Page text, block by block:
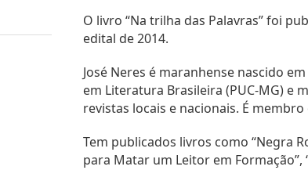
O livro “Na trilha das Palavras” foi
edital de 2014.
José Neres é maranhense nascido
em Literatura Brasileira (PUC-MG) e
revistas locais e nacionais. É
Tem publicados livros como “Negra
para Matar um Leitor em Formação”,